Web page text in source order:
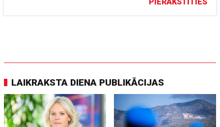
LAIKRAKSTA DIENA PUBLIKĀCIJAS